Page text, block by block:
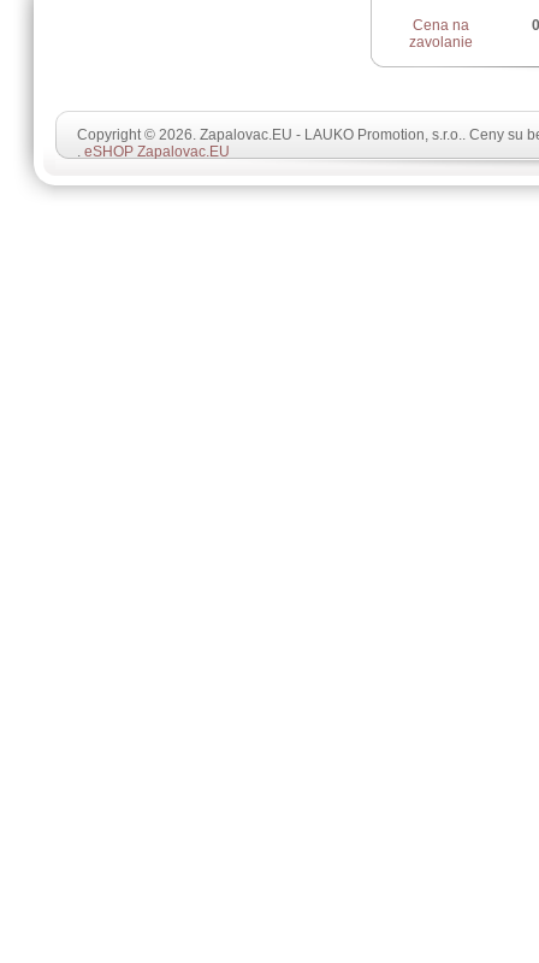
Cena na
zavolanie
Copyright © 2026. Zapalovac.EU - LAUKO Promotion, s.r.o.. Ceny su
. eSHOP Zapalovac.EU